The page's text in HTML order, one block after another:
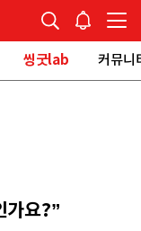
씽굿lab 커뮤니
가요?”